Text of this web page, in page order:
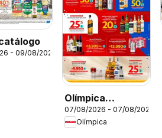
- 09/08/2026
Olímpica
catálogo viernes
para festejar
07/08/2026 - 07/08/2026
Olímpica